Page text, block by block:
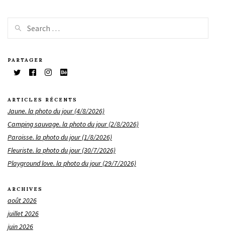
PARTAGER
ARTICLES RÉCENTS
Jaune. la photo du jour (4/8/2026)
Camping sauvage. la photo du jour (2/8/2026)
Paroisse. la photo du jour (1/8/2026)
Fleuriste. la photo du jour (30/7/2026)
Playground love. la photo du jour (29/7/2026)
ARCHIVES
août 2026
juillet 2026
juin 2026